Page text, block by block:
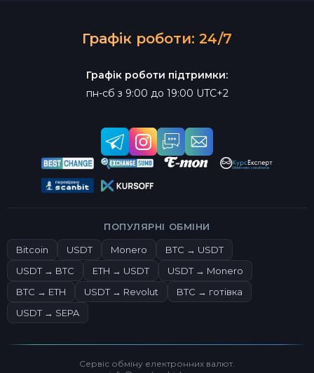
Графік роботи: 24/7
Графік роботи підтримки:
пн-сб з 9:00 до 19:00 UTC+2
ПОПУЛЯРНІ ОБМІНИ
Bitcoin USDT Monero
BTC → USDT
USDT → BTC
ETH → USDT
USDT → Monero
BTC → ETH
USDT → Revolut
BTC → готівка
USDT → SEPA
Сервіс обміну електронних валют.